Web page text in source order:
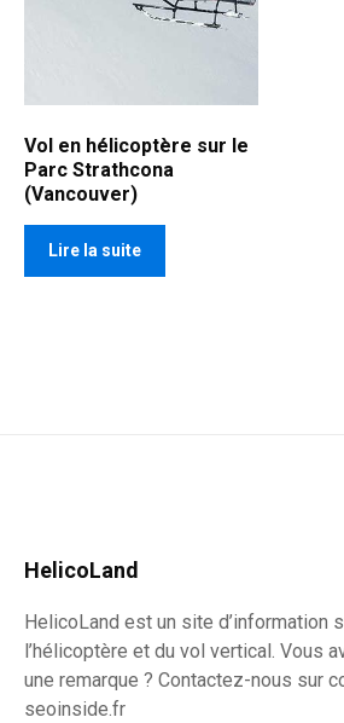
Vol en hélicoptère sur le
Parc Strathcona
(Vancouver)
Lire la suite
HelicoLand
HelicoLand est un site d’information
l’hélicoptère et du vol vertical. Vous
une remarque ? Contactez-nous sur
seoinside.fr